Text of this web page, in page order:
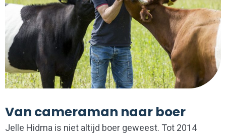
Van cameraman naar boer
Jelle Hidma is niet altijd boer geweest. Tot 2014